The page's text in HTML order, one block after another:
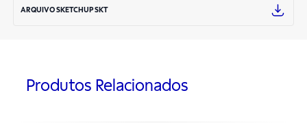
ARQUIVO SKETCHUP SKT
Produtos Relacionados